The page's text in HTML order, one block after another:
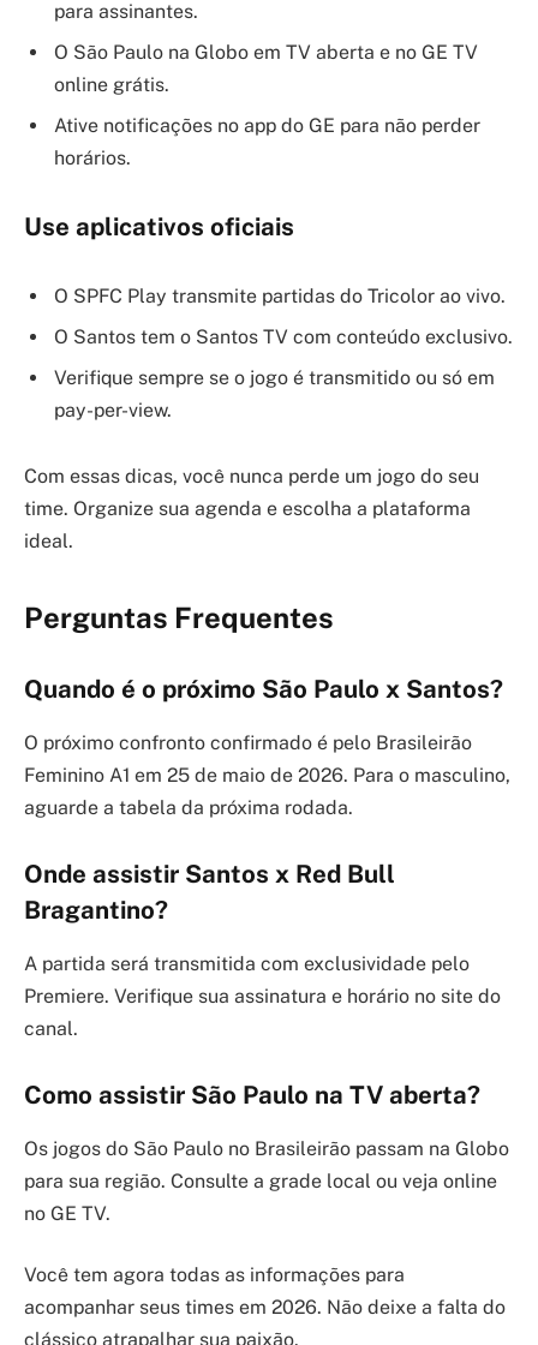
para assinantes.
O São Paulo na Globo em TV aberta e no GE TV
online grátis.
Ative notificações no app do GE para não perder
horários.
Use aplicativos oficiais
O SPFC Play transmite partidas do Tricolor ao vivo.
O Santos tem o Santos TV com conteúdo exclusivo.
Verifique sempre se o jogo é transmitido ou só em
pay-per-view.
Com essas dicas, você nunca perde um jogo do seu
time. Organize sua agenda e escolha a plataforma
ideal.
Perguntas Frequentes
Quando é o próximo São Paulo x Santos?
O próximo confronto confirmado é pelo Brasileirão
Feminino A1 em 25 de maio de 2026. Para o masculino,
aguarde a tabela da próxima rodada.
Onde assistir Santos x Red Bull
Bragantino?
A partida será transmitida com exclusividade pelo
Premiere. Verifique sua assinatura e horário no site do
canal.
Como assistir São Paulo na TV aberta?
Os jogos do São Paulo no Brasileirão passam na Globo
para sua região. Consulte a grade local ou veja online
no GE TV.
Você tem agora todas as informações para
acompanhar seus times em 2026. Não deixe a falta do
clássico atrapalhar sua paixão.